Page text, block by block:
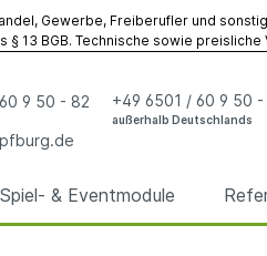
Gewerbe, Freiberufler und
§ 13 BGB. Technische sowie
9 50 - 82 +49 6501 / 60 9 50 -
außerhalb Deutschlands
Spiel- & Eventmodule